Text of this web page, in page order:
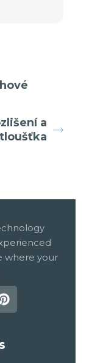
a
tloušťka
where your